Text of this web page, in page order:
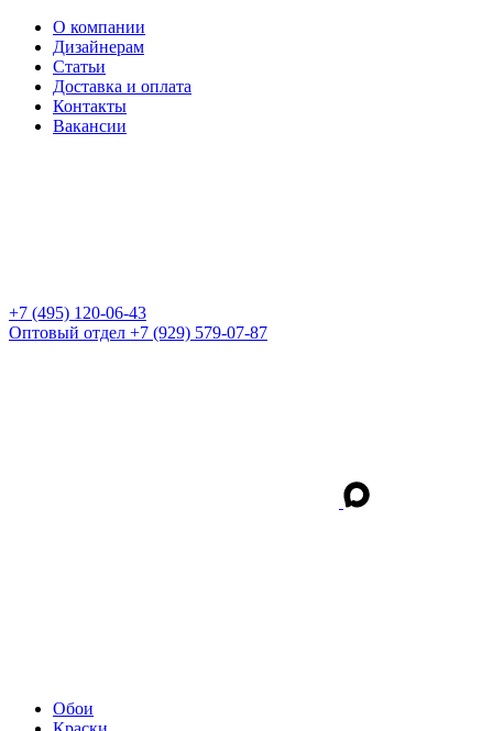
О компании
Дизайнерам
Статьи
Доставка и оплата
Контакты
Вакансии
+7 (495) 120-06-43
Оптовый отдел +7 (929) 579-07-87
Обои